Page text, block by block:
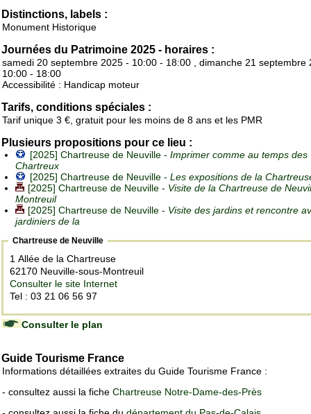
Distinctions, labels :
Monument Historique
Journées du Patrimoine 2025 - horaires :
samedi 20 septembre 2025 - 10:00 - 18:00 , dimanche 21 septembre
10:00 - 18:00
Accessibilité : Handicap moteur
Tarifs, conditions spéciales :
Tarif unique 3 €, gratuit pour les moins de 8 ans et les PMR
Plusieurs propositions pour ce lieu :
[2025] Chartreuse de Neuville - Imprimer comme au temps des
Chartreux
[2025] Chartreuse de Neuville - Les expositions de la
[2025] Chartreuse de Neuville - Visite de la Chartreuse de
Montreuil
[2025] Chartreuse de Neuville - Visite des jardins et rencontre
jardiniers de la
Chartreuse de Neuville
1 Allée de la Chartreuse
62170 Neuville-sous-Montreuil
Consulter le site Internet
Tel : 03 21 06 56 97
Consulter le plan
Guide Tourisme France
Informations détaillées extraites du Guide Tourisme France :
- consultez aussi la fiche Chartreuse Notre-Dame-des-Près